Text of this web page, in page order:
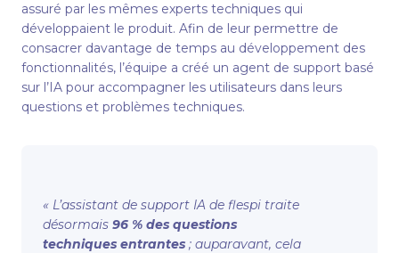
assuré par les mêmes experts techniques qui
développaient le produit. Afin de leur permettre de
consacrer davantage de temps au développement des
fonctionnalités, l’équipe a créé un agent de support basé
sur l’IA pour accompagner les utilisateurs dans leurs
questions et problèmes techniques.
« L’assistant de support IA de flespi traite
désormais 96 % des questions
techniques entrantes ; auparavant, cela